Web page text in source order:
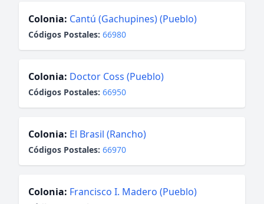
Colonia: Cantú (Gachupines) (Pueblo)
Códigos Postales: 66980
Colonia: Doctor Coss (Pueblo)
Códigos Postales: 66950
Colonia: El Brasil (Rancho)
Códigos Postales: 66970
Colonia: Francisco I. Madero (Pueblo)